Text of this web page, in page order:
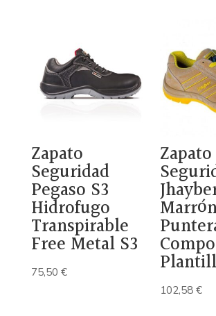
Zapato
Seguridad
Pegaso S3
Hidrofugo
Transpirable
Free Metal S3
75,50 €
Zapato
102,58€